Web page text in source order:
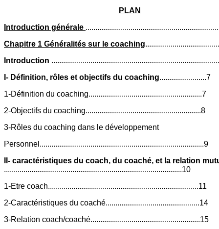
PLAN
Introduction générale
Chapitre 1 Généralités sur le coaching
Introduction
I- Définition, rôles et objectifs du coaching........................7
1-Définition du coaching..........................................................7
2-Objectifs du coaching...........................................................8
3-Rôles du coaching dans le développement
Personnel....................................................................................9
II- caractéristiques du coach, du coaché, et la relation
...........................................................................................10
1-Etre coach.............................................................................11
2-Caractéristiques du coaché................................................14
3-Relation coach/coaché........................................................15